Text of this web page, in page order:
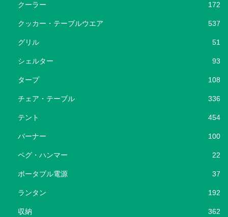
クーラー 172
クッカー・テーブルウエア 537
グリル 51
シェルター 93
タープ 108
チェア・テーブル 336
テント 454
バーナー 100
ペグ・ハンマー 22
ポータブル電源 37
ランタン 192
収納 362